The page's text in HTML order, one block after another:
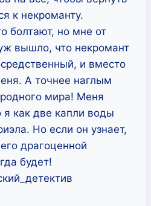
к некроманту.
болтают, но мне от
вышло, что некромант
и вместо
А точнее наглым
мира! Меня
я как две капли воды
Но если он узнает,
драгоценной
будет!